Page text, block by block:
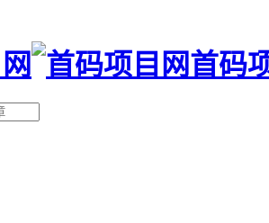
首码